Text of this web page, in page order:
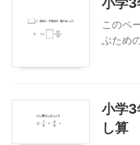
小学3
このペ
ぶため
小学3
し算